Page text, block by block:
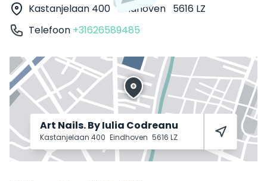
Kastanjelaan 400 Eindhoven 5616 LZ
Telefoon +31626589485
Art Nails. By Iulia Codreanu
Kastanjelaan 400 Eindhoven 5616 LZ